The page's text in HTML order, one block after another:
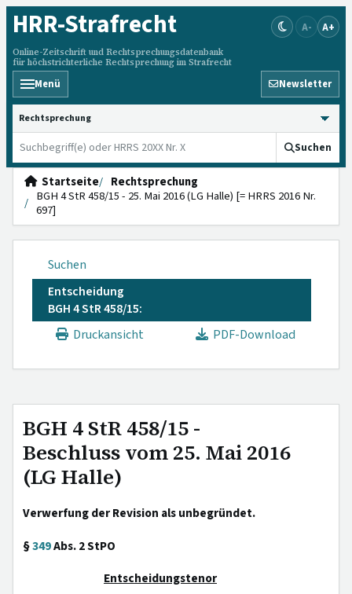
HRR-Strafrecht
Online-Zeitschrift und Rechtsprechungsdatenbank
für höchstrichterliche Rechtsprechung im Strafrecht
A- A+
Menü Newsletter
HRRS durchsuchen
Suchen
Startseite
Rechtsprechung
BGH 4 StR 458/15 - 25. Mai 2016 (LG Halle) [= HRRS 2016 Nr.
697]
Suchen
Entscheidung
BGH 4 StR 458/15:
Druckansicht
PDF-Download
BGH 4 StR 458/15 -
Beschluss vom 25. Mai 2016
(LG Halle)
Verwerfung der Revision als unbegründet.
§349Abs. 2 StPO
Entscheidungstenor